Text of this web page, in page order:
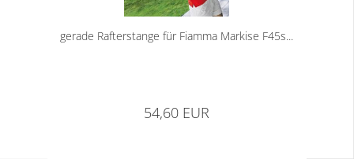
gerade Rafterstange für Fiamma Markise F45s...
54,60 EUR